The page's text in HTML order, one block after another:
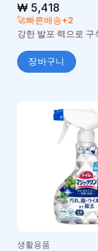
₩5,418
🚀빠른배송+2
강한 발포 력으로 구
장바구니
생활용품